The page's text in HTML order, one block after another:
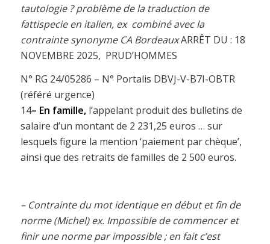
tautologie ? problème de la traduction de
fattispecie en italien, ex combiné avec la
contrainte synonyme CA BordeauxARRÊT DU : 18
NOVEMBRE 2025, PRUD’HOMMES
N° RG 24/05286 – N° Portalis DBVJ-V-B7I-OBTR
(référé urgence)
14– En famille, l’appelant produit des bulletins de
salaire d’un montant de 2 231,25 euros … sur
lesquels figure la mention ‘paiement par chèque’,
ainsi que des retraits de familles de 2 500 euros.
– Contrainte du mot identique en début et fin de
norme (Michel) ex. Impossible de commencer et
finir une norme par impossible ; en fait c’est